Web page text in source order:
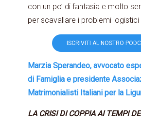
con un po’ di fantasia e molto
per scavallare i problemi logistici
ISCRIVITI AL NOSTRO
Marzia Sperandeo, avvocato
di Famiglia e presidente
Matrimonialisti Italiani per la
LA CRISI DI COPPIA AI TEMPI